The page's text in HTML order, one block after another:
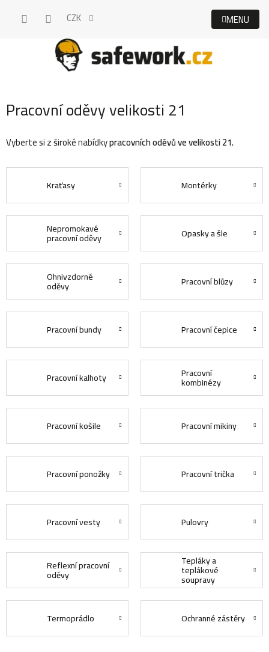
CZK
Pracovní oděvy velikosti 21
Vyberte si z široké nabídkypracovních oděvů ve velikosti 21.
Kraťasy Montérky
Nepromokavé
pracovní oděvy Opasky a šle
Ohnivzdorné
oděvy Pracovní blůzy
Pracovní bundy Pracovní čepice
Pracovní kalhoty Pracovní
kombinézy
Pracovní košile Pracovní mikiny
Pracovní ponožky Pracovní trička
Pracovní vesty Pulovry
Reflexní pracovní
oděvy
Tepláky a
teplákové
soupravy
Termoprádlo Ochranné zástěry